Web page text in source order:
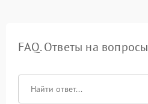
FAQ. Ответы на вопросы